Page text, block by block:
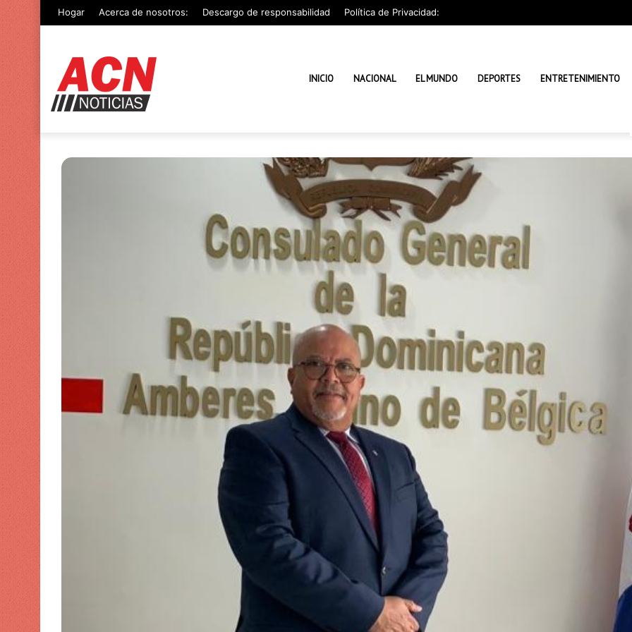
Hogar Acerca de nosotros: Descargo de responsabilidad Política de Privacidad:
INICIO NACIONAL EL MUNDO DEPORTES ENTRETENIMIENTO